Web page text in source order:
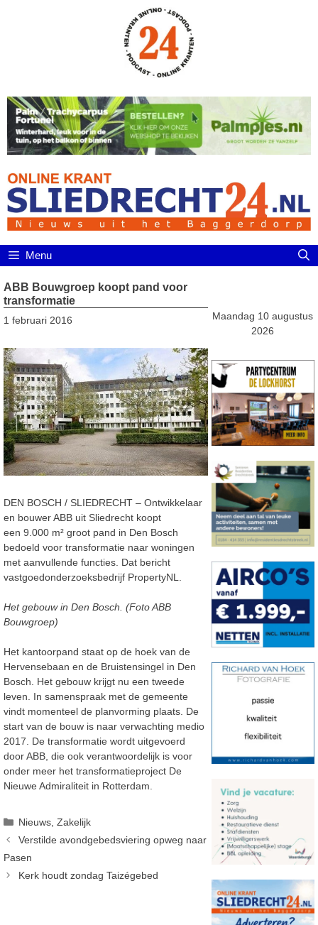
Menu
ABB Bouwgroep koopt pand voor
transformatie
1 februari 2016
DEN BOSCH / SLIEDRECHT – Ontwikkelaar
en bouwer ABB uit Sliedrecht koopt
een 9.000 m² groot pand in Den Bosch
bedoeld voor transformatie naar woningen
met aanvullende functies. Dat bericht
vastgoedonderzoeksbedrijf PropertyNL.
Het gebouw in Den Bosch. (Foto ABB
Bouwgroep)
Het kantoorpand staat op de hoek van de
Hervensebaan en de Bruistensingel in Den
Bosch. Het gebouw krijgt nu een tweede
leven. In samenspraak met de gemeente
vindt momenteel de planvorming plaats. De
start van de bouw is naar verwachting medio
2017. De transformatie wordt uitgevoerd
door ABB, die ook verantwoordelijk is voor
onder meer het transformatieproject De
Nieuwe Admiraliteit in Rotterdam.
Categorieën
Nieuws ,Zakelijk
Verstilde avondgebedsviering opweg naar
Pasen
Kerk houdt zondag Taizégebed
Maandag 10 augustus
2026